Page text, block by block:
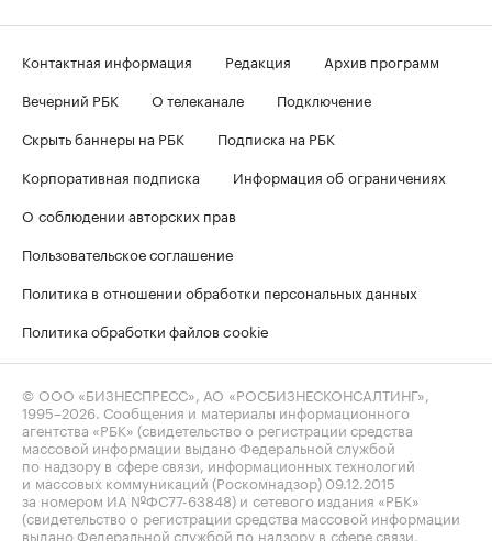
Контактная информация Редакция
Архив программ
Вечерний РБК
О телеканале
Подключение
Скрыть баннеры на РБК
Подписка на РБК
Корпоративная подписка
Информация об ограничениях
О соблюдении авторских прав
Пользовательское соглашение
Политика в отношении обработки персональных данных
Политика обработки файлов cookie
© ООО «БИЗНЕСПРЕСС», АО «РОСБИЗНЕСКОНСАЛТИНГ»,
1995–2026 . Сообщения и материалы информационного
агентства «РБК» (свидетельство о регистрации средства
массовой информации выдано Федеральной службой
по надзору в сфере связи, информационных технологий
и массовых коммуникаций (Роскомнадзор) 09.12.2015
за номером ИА №ФС77-63848) и сетевого издания «РБК»
(свидетельство о регистрации средства массовой информации
выдано Федеральной службой по надзору в сфере связи,